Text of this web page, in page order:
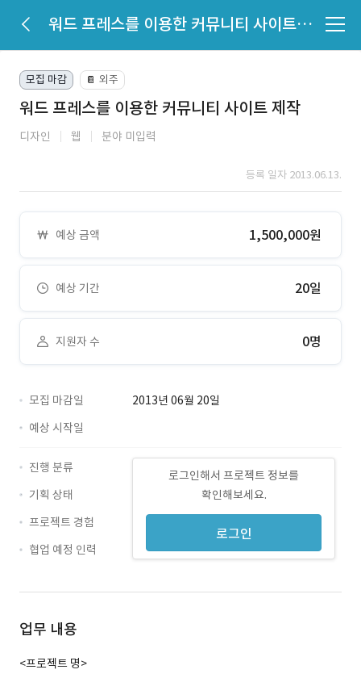
워드 프레스를 이용한 커뮤니티 사이트 제작
모집 마감 📔 외주
워드 프레스를 이용한 커뮤니티 사이트 제작
디자인 웹 분야 미입력
등록 일자 2013.06.13.
예상 금액 1,500,000원
예상 기간 20일
지원자 수 0명
모집 마감일
2013년 06월 20일
예상 시작일
로그인해서 프로젝트 정보를
확인해보세요.
로그인
진행 분류
기획 상태
프로젝트 경험
협업 예정 인력
업무 내용
<프로젝트 명>